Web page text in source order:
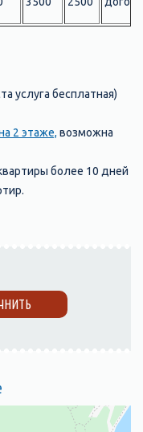
услуга бесплатная)
2 этаже, возможна
более 10 дней